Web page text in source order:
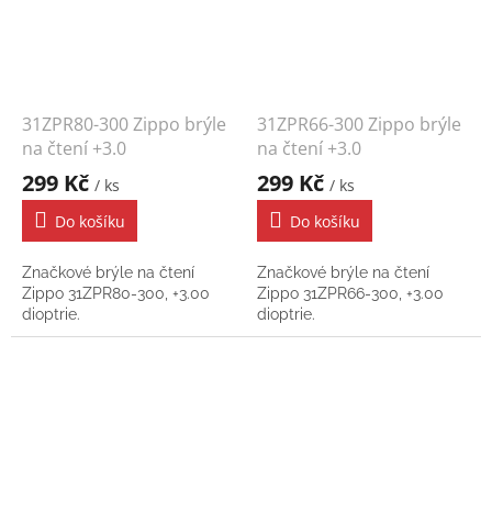
31ZPR80-300 Zippo brýle
na čtení +3.0
299 Kč / ks
Do košíku
Značkové brýle na čtení
Zippo 31ZPR80-300, +3.00
dioptrie.
31ZPR66-300 Zippo brýle
na čtení +3.0
299 Kč / ks
Do košíku
Značkové brýle na čtení
Zippo 31ZPR66-300, +3.00
dioptrie.